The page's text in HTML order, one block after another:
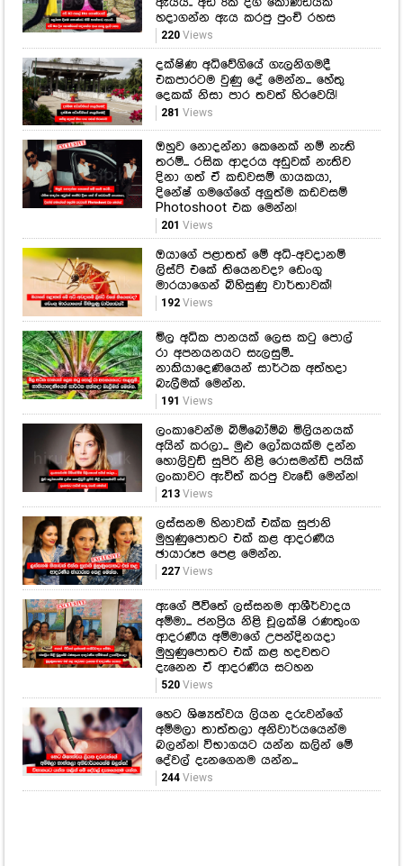
වැසී යාමේ තර්ජනයට ලක්වූ
අනුරාධපුරේ ප්‍රසිද්ධ රෝහල
අඩි 8යි අඟල් 10ක කොණ්ඩයක්!
ලෝකෙ දිගම කොණ්ඩෙ හිමි කාන්තාව
ඇයයි.. අඩි 8ක දිග කොණ්ඩයක්
හදාගන්න ඇය කරපු පුංචි රහස
දක්ෂිණ අධිවේගියේ ගැලනිගමදී
එකපාරටම වුණු දේ මෙන්න... හේතු
දෙකක් නිසා පාර තවත් හිරවෙයි!
281Views
ඔහුව නොදන්නා කෙනෙක් නම් නැති
තරම්... රසික ආදරය අඩුවක් නැතිව
දිනා ගත් ඒ කඩවසම් ගායකයා,
දිනේෂ් ගමගේගේ අලුත්ම කඩවසම්
Photoshoot එක මෙන්න!
ඔයාගේ පළාතත් මේ අධි-අවදානම්
ලිස්ට් එකේ තියෙනවද? ඩෙංගු
මාරයාගෙන් බිහිසුණු වාර්තාවක්!
192 Views
මිල අධික පානයක් ලෙස කටු පොල්
රා අපනයනයට සැලසුම්..
නාකියාදෙණියෙන් සාර්ථක අත්හදා
බැලීමක් මෙන්න.
ලංකාවෙන්ම බිම්බෝම්බ මිලියනයක්
අයින් කරලා... මුළු ලෝකයක්ම දන්න
හොලිවුඩ් සුපිරි නිළි රොසමන්ඩ් පයික්
ලංකාවට ඇවිත් කරපු වැඩේ මෙන්න!
ලස්සනම හිනාවක් එක්ක සුජානි
මුහුණුපොතට එක් කළ ආදරණීය
ඡායාරූප පෙළ මෙන්න.
227Views
ඇගේ ජීවිතේ ලස්සනම ආශීර්වාදය
අම්මා... ජනප්‍රිය නිළි චූලක්ෂි රණතුංග
ආදරණීය අම්මාගේ උපන්දිනයදා
මුහුණුපොතට එක් කළ හදවතට
දැනෙන ඒ ආදරණිය සටහන